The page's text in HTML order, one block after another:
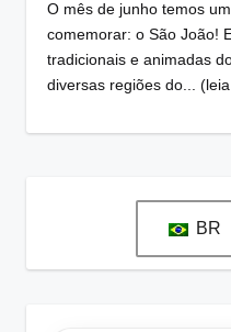
O mês de junho temos
comemorar: o São João!
tradicionais e animadas
diversas regiões do...
BR